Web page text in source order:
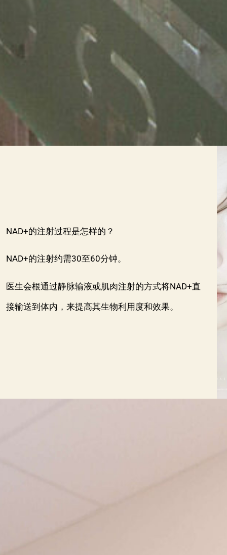
NAD+的注射过程是怎样的？
NAD+的注射约需30至60分钟。
医生会根通过静脉输液或肌肉注射的方式将NAD+直
接输送到体内，来提高其生物利用度和效果。